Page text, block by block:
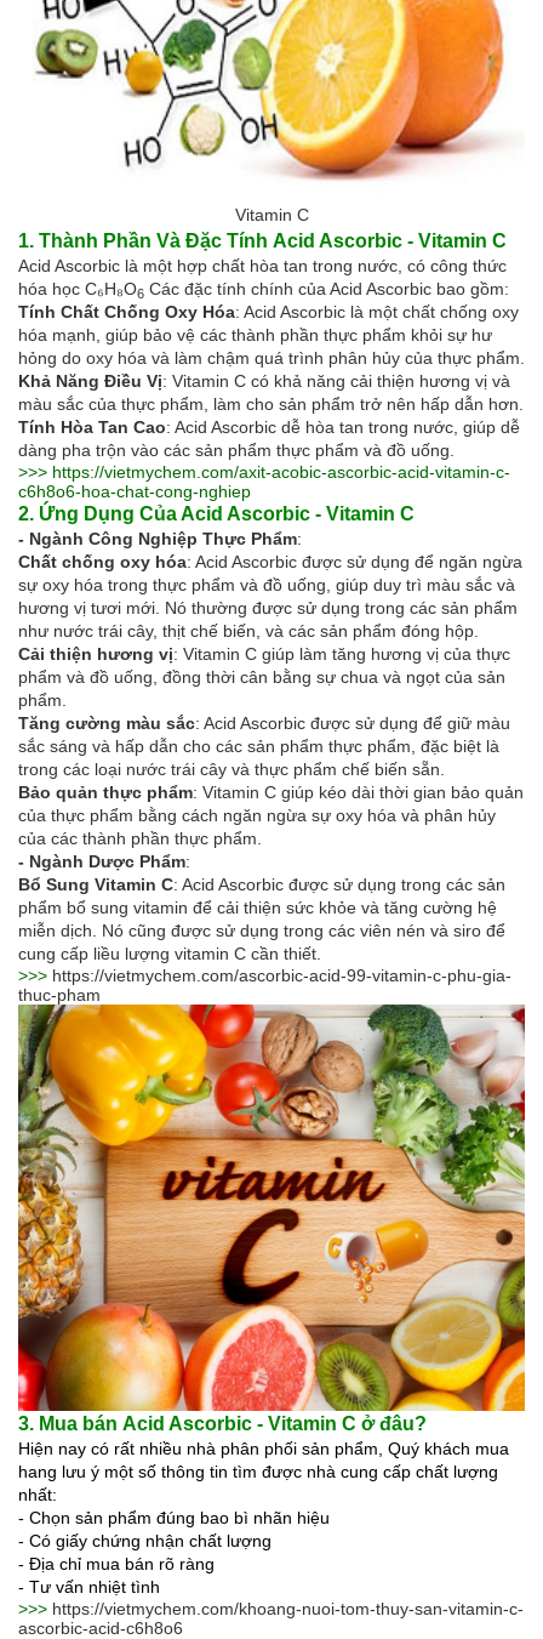
Vitamin C
1. Thành Phần Và Đặc Tính Acid Ascorbic - Vitamin C
Acid Ascorbic là một hợp chất hòa tan trong nước, có công thức
hóa học C₆H₈O6 Các đặc tính chính của Acid Ascorbic bao gồm:
Tính Chất Chống Oxy Hóa: Acid Ascorbic là một chất chống oxy
hóa mạnh, giúp bảo vệ các thành phần thực phẩm khỏi sự hư
hỏng do oxy hóa và làm chậm quá trình phân hủy của thực phẩm.
Khả Năng Điều Vị: Vitamin C có khả năng cải thiện hương vị và
màu sắc của thực phẩm, làm cho sản phẩm trở nên hấp dẫn hơn.
Tính Hòa Tan Cao: Acid Ascorbic dễ hòa tan trong nước, giúp dễ
dàng pha trộn vào các sản phẩm thực phẩm và đồ uống.
>>> https://vietmychem.com/axit-acobic-ascorbic-acid-vitamin-c-
c6h8o6-hoa-chat-cong-nghiep
2. Ứng Dụng Của Acid Ascorbic - Vitamin C
- Ngành Công Nghiệp Thực Phẩm:
Chất chống oxy hóa: Acid Ascorbic được sử dụng để ngăn ngừa
sự oxy hóa trong thực phẩm và đồ uống, giúp duy trì màu sắc và
hương vị tươi mới. Nó thường được sử dụng trong các sản phẩm
như nước trái cây, thịt chế biến, và các sản phẩm đóng hộp.
Cải thiện hương vị: Vitamin C giúp làm tăng hương vị của thực
phẩm và đồ uống, đồng thời cân bằng sự chua và ngọt của sản
phẩm.
Tăng cường màu sắc: Acid Ascorbic được sử dụng để giữ màu
sắc sáng và hấp dẫn cho các sản phẩm thực phẩm, đặc biệt là
trong các loại nước trái cây và thực phẩm chế biến sẵn.
Bảo quản thực phẩm: Vitamin C giúp kéo dài thời gian bảo quản
của thực phẩm bằng cách ngăn ngừa sự oxy hóa và phân hủy
của các thành phần thực phẩm.
- Ngành Dược Phẩm:
Bổ Sung Vitamin C: Acid Ascorbic được sử dụng trong các sản
phẩm bổ sung vitamin để cải thiện sức khỏe và tăng cường hệ
miễn dịch. Nó cũng được sử dụng trong các viên nén và siro để
cung cấp liều lượng vitamin C cần thiết.
>>> https://vietmychem.com/ascorbic-acid-99-vitamin-c-phu-gia-
thuc-pham
3. Mua bán Acid Ascorbic - Vitamin C ở đâu?
Hiện nay có rất nhiều nhà phân phối sản phẩm, Quý khách mua
hang lưu ý một số thông tin tìm được nhà cung cấp chất lượng
nhất:
- Chọn sản phẩm đúng bao bì nhãn hiệu
- Có giấy chứng nhận chất lượng
- Địa chỉ mua bán rõ ràng
- Tư vấn nhiệt tình
>>> https://vietmychem.com/khoang-nuoi-tom-thuy-san-vitamin-c-
ascorbic-acid-c6h8o6